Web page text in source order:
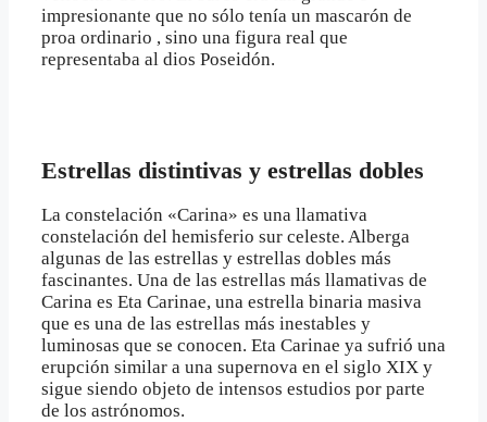
impresionante que no sólo tenía un mascarón de
proa ordinario , sino una figura real que
representaba al dios Poseidón.
Estrellas distintivas y estrellas dobles
La constelación «Carina» es una llamativa
constelación del hemisferio sur celeste. Alberga
algunas de las estrellas y estrellas dobles más
fascinantes. Una de las estrellas más llamativas de
Carina es Eta Carinae, una estrella binaria masiva
que es una de las estrellas más inestables y
luminosas que se conocen. Eta Carinae ya sufrió una
erupción similar a una supernova en el siglo XIX y
sigue siendo objeto de intensos estudios por parte
de los astrónomos.